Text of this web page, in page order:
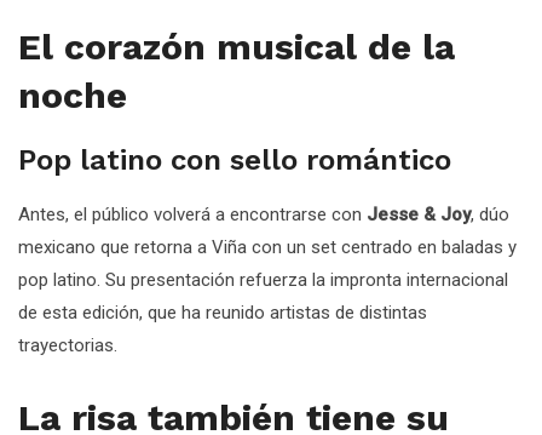
El corazón musical de la
noche
Pop latino con sello romántico
Antes, el público volverá a encontrarse con Jesse & Joy, dúo
mexicano que retorna a Viña con un set centrado en baladas y
pop latino. Su presentación refuerza la impronta internacional
de esta edición, que ha reunido artistas de distintas
trayectorias.
La risa también tiene su